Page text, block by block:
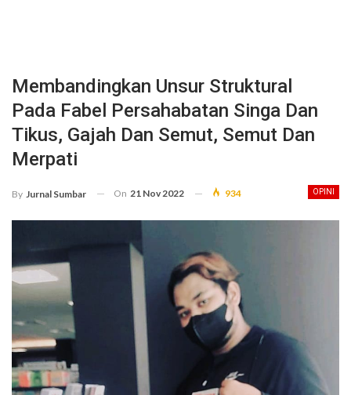
Membandingkan Unsur Struktural
Pada Fabel Persahabatan Singa Dan
Tikus, Gajah Dan Semut, Semut Dan
Merpati
OPINI
By Jurnal Sumbar On 21 Nov 2022 934